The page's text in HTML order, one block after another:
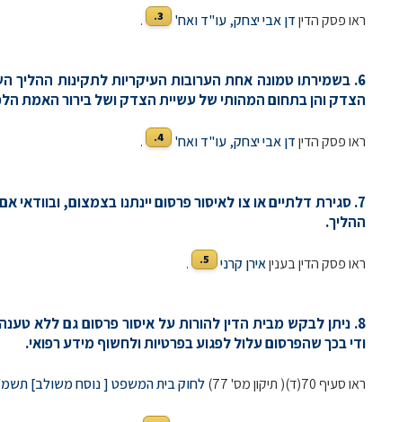
ראו פסק הדיןדן אבי יצחק, עו"ד ואח' 3.
.
6. בשמירתו טמונה אחת הערובות העיקריות לתקינות ההליך
הצדק והן בתחום המהותי של עשיית הצדק ושל בירור האמת
ראו פסק הדיןדן אבי יצחק, עו"ד ואח' 4.
.
7. סגירת דלתיים או צו לאיסור פרסום יינתנו בצמצום,
ההליך.
ראו פסק הדין בעניןאירן קרני 5.
.
8. ניתן לבקש מבית הדין להורות על איסור פרסום גם ללא
ודי בכך שהפרסום עלול לפגוע בפרטיות ולחשוף מידע רפואי.
ראו סעיף 70(ד)( תיקון מס' 77) לחוק בית המשפט [ נוסח משולב] תשמ"ד –